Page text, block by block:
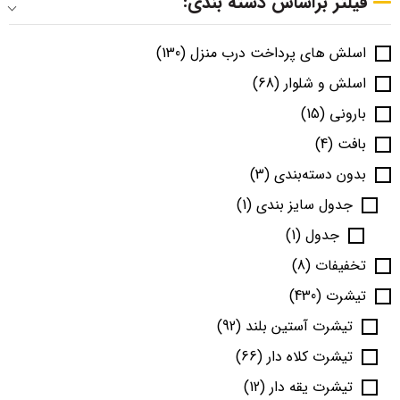
اسلش های پرداخت درب منزل (130)
اسلش و شلوار (68)
بارونی (15)
بافت (4)
بدون دسته‌بندی (3)
جدول سایز بندی (1)
جدول (1)
تخفیفات (8)
تیشرت (430)
تیشرت آستین بلند (92)
تیشرت کلاه دار (66)
تیشرت یقه دار (12)